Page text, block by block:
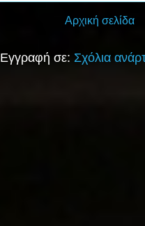
Αρχική σελίδα
Εγγραφή σε: Σχόλια